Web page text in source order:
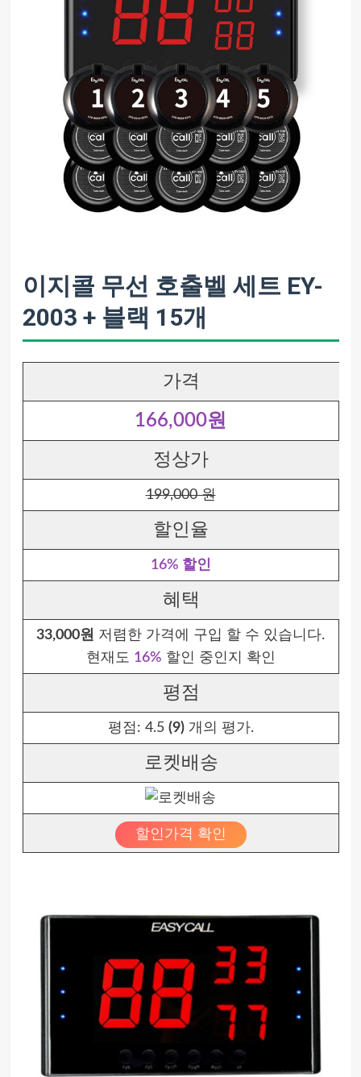
이지콜 무선 호출벨 세트 EY-
2003 + 블랙 15개
가격
166,000원
정상가
199,000 원
할인율
16% 할인
혜택
33,000원 저렴한 가격에 구입 할 수 있습니다.
현재도 16% 할인 중인지 확인
평점
평점: 4.5 (9)개의 평가.
로켓배송
할인가격 확인